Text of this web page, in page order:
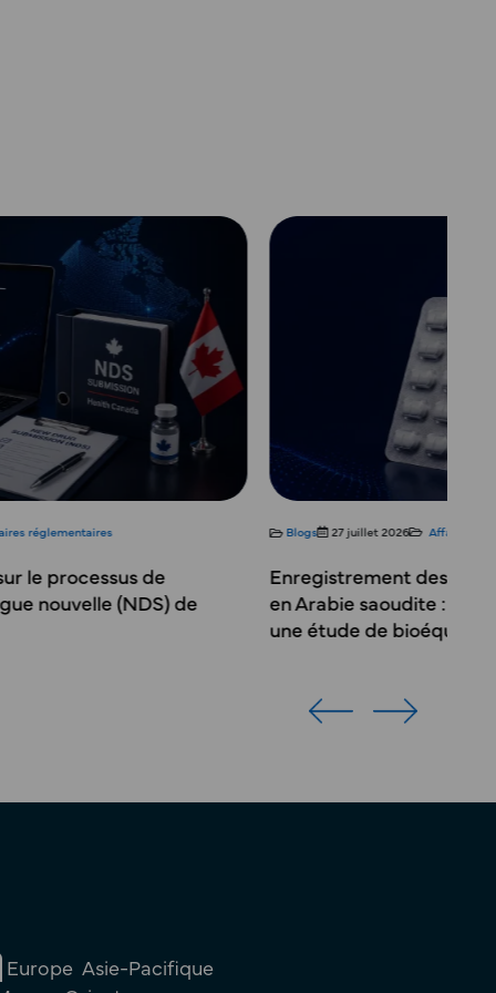
27 juillet 2026
des médicaments génériques
saoudite : Quand pouvez-vous éviter
de bioéquivalence complète ?
Blogs
Choisir le
sur le
contrôle
Europe Asie-Pacifique